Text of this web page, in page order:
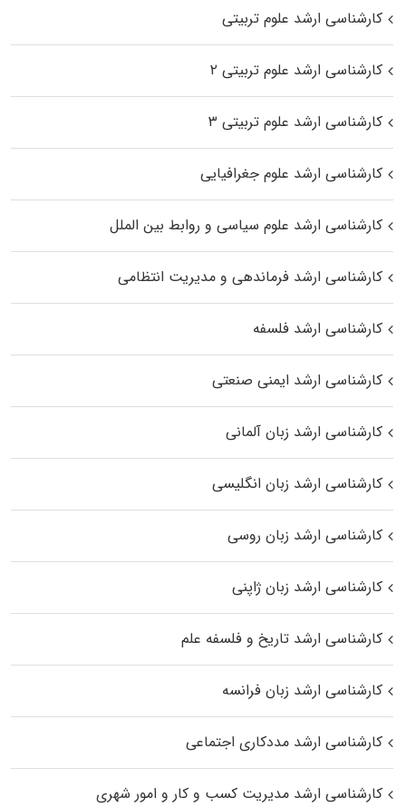
کارشناسی ارشد علوم تربیتی
کارشناسی ارشد علوم تربیتی ۲
کارشناسی ارشد علوم تربیتی ۳
کارشناسی ارشد علوم جغرافیایی
کارشناسی ارشد علوم سیاسی و روابط بین الملل
کارشناسی ارشد فرماندهی و مدیریت انتظامی
کارشناسی ارشد فلسفه
کارشناسی ارشد ایمنی صنعتی
کارشناسی ارشد زبان آلمانی
کارشناسی ارشد زبان انگلیسی
کارشناسی ارشد زبان روسی
کارشناسی ارشد زبان ژاپنی
کارشناسی ارشد تاریخ و فلسفه علم
کارشناسی ارشد زبان فرانسه
کارشناسی ارشد مددکاری اجتماعی
کارشناسی ارشد مدیریت کسب و کار و امور شهری